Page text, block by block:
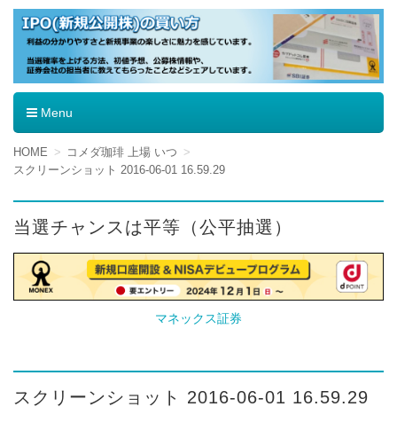
IPO（新規公開株）の買い方
Menu
コ
ン
ン
ツ
へ
移
動
HOME
コメダ珈琲 上場 いつ
スクリーンショット 2016-06-01 16.59.29
当選チャンスは平等（公平抽選）
マネックス証券
スクリーンショット 2016-06-01 16.59.29